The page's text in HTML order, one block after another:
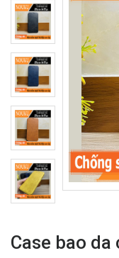
Case bao